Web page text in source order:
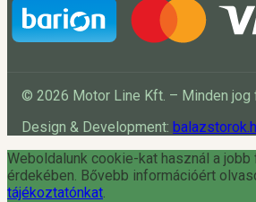
© 2026 Motor Line Kft. – Minden jog
Design & Development:
Weboldalunk cookie-kat használ a
érdekében. Bővebb információért
tájékoztatónkat